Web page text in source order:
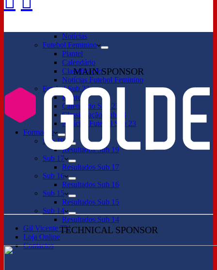
Notícias
Futebol Feminino
Plantel
Calendário
Classificação
Notícias Futebol Feminino
Futebol Sub 23
Plantel
Calendário Sub 23
Classificação Sub 23
Notícias Futebol Sub 23
Formação
Sub 19
Resultados Sub 19
Sub 17
Resultados Sub 17
Sub 16
Resultados Sub 16
Sub 15
Resultados Sub 15
Sub 14
Resultados Sub 14
Gil Vicente TV
Loja Online
Contactos
MAIN SPONSOR
TECHNICAL SPONSOR